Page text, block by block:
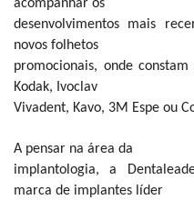
acompanhar os
desenvolvimentos mais
novos folhetos
promocionais, onde
Kodak, Ivoclav
Vivadent, Kavo, 3M Espe ou
A pensar na área da
implantologia, a
marca de implantes líder